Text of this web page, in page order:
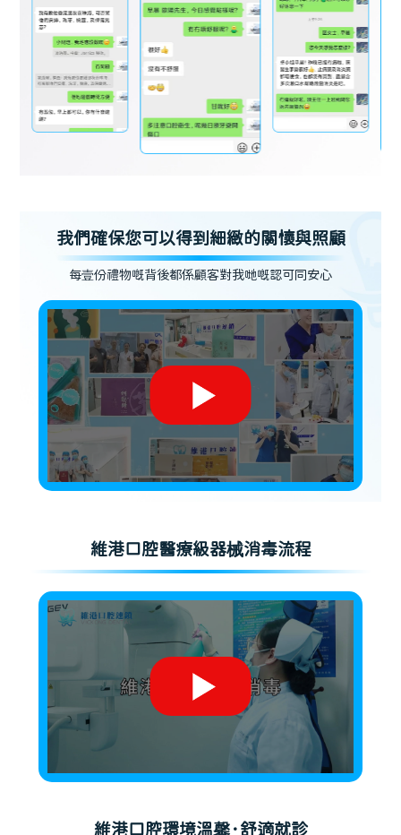
我們確保您可以得到細緻的關懷與照顧
每壹份禮物嘅背後都係顧客對我哋嘅認可同安心
維港口腔醫療級器械消毒流程
維港口腔環境溫馨·舒適就診